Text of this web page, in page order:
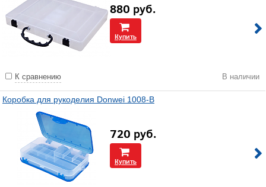
880 руб.
Купить
К сравнению В наличии
Коробка для рукоделия Donwei 1008-В
720 руб.
Купить